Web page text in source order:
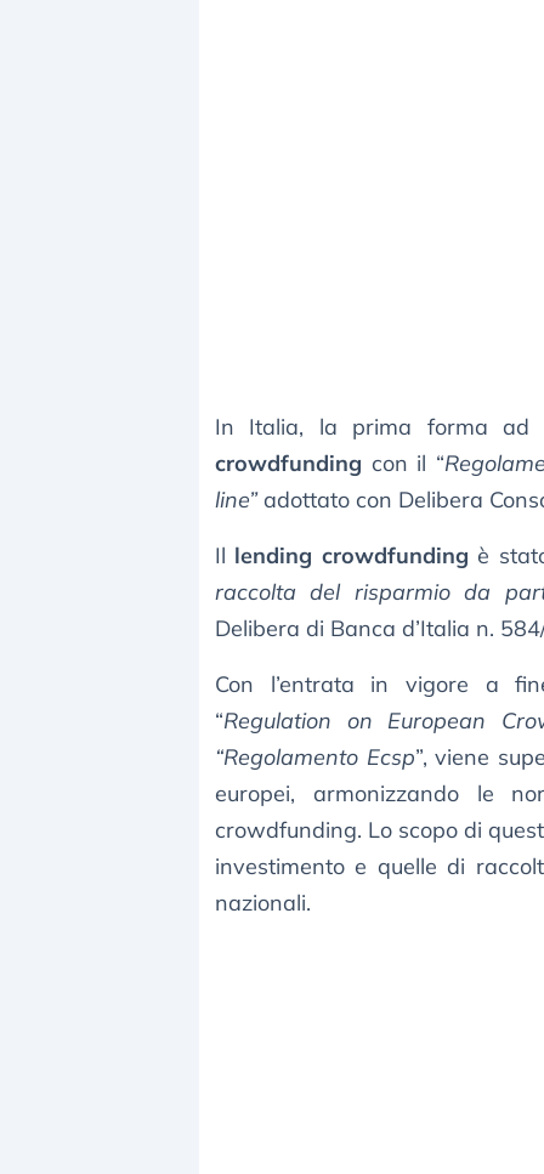
In Italia, la prima forma ad
crowdfunding con il “
line”adottato con Delibera
Il lending crowdfunding è
raccolta del risparmio da
Delibera di Banca d’Italia n.
Con l’entrata in vigore a
“Regulation on European
“Regolamento Ecsp”, viene
europei, armonizzando le
crowdfunding. Lo scopo di
investimento e quelle di
nazionali.